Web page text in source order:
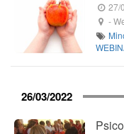
27/
-
26/03/2022